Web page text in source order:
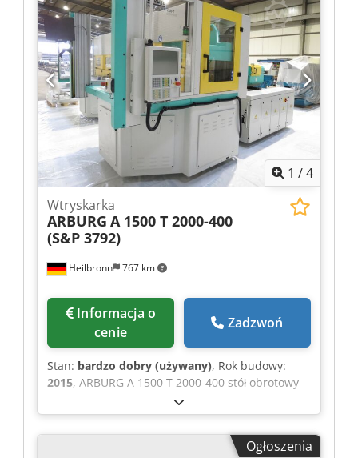
między kolumnami: 740 x 680 mm Minimalna
wysokość formy: 300 mm Maksymalna odległość
płyt: 800 mm Wymiary: 5100 x 1500 x 2350 mm
Waga: 7000 kg Przyłącze: 22 kW Automatyczne
drzwi, jednostopniowy rdzeń, zawór powietrzny,
grzanie formy, cena nowa: 122.000,- € etc. Cena:
na zapytanie Osoba kontaktowa: Pan Ralf Schulz
1 /4
Heilbronn 767 km
Wtryskarka
ARBURG A 1500 T 2000-400
(S&P 3792)
cenie
Zadzwoń
Stan: bardzo dobry (używany), Rok budowy:
2015, ARBURG A 1500 T 2000-400 stół obrotowy
(29 844 h) (S&P 3792) Rok produkcji: 2015
Przebieg: 29 844 h Średnica ślimaka: 40 mm
Ciśnienie wtrysku: 2000 bar Objętość wtrysku:
201 cm³ Siła zwarcia: 200 t Rozstaw słupów: 1500
Ogłoszenia